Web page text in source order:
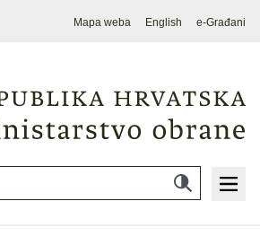
Mapa weba English e-Građani